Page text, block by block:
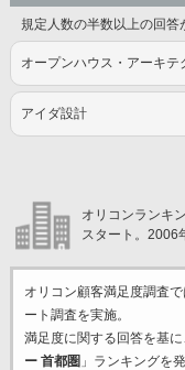
規定人数の半数以上の回答
オープンハウス・アーキテ
アイダ設計
オリコンランキ
スタート。2006
オリコン顧客満足度調査
ート調査を実施。
満足度に関する回答を基
ー 首都圏 」ランキングを